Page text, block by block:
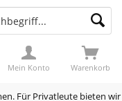
Für Privatleute bieten
Warenkorb
Mein Konto